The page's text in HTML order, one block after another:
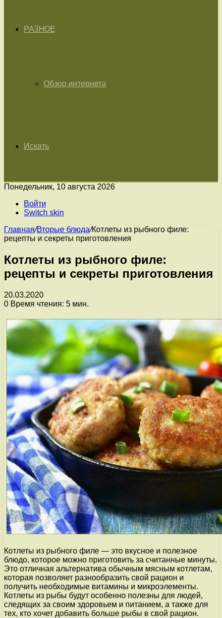
РАЗНОЕ
Обзор интернета
Искать
Понедельник, 10 августа 2026
Войти
Switch skin
Главная/Вторые блюда/Котлеты из рыбного филе:
рецепты и секреты приготовления
Котлеты из рыбного филе:
рецепты и секреты приготовления
20.03.2020
0 Время чтения: 5 мин.
Котлеты из рыбного филе — это вкусное и полезное
блюдо, которое можно приготовить за считанные минуты.
Это отличная альтернатива обычным мясным котлетам,
которая позволяет разнообразить свой рацион и
получить необходимые витамины и микроэлементы.
Котлеты из рыбы будут особенно полезны для людей,
следящих за своим здоровьем и питанием, а также для
тех, кто хочет добавить больше рыбы в свой рацион.